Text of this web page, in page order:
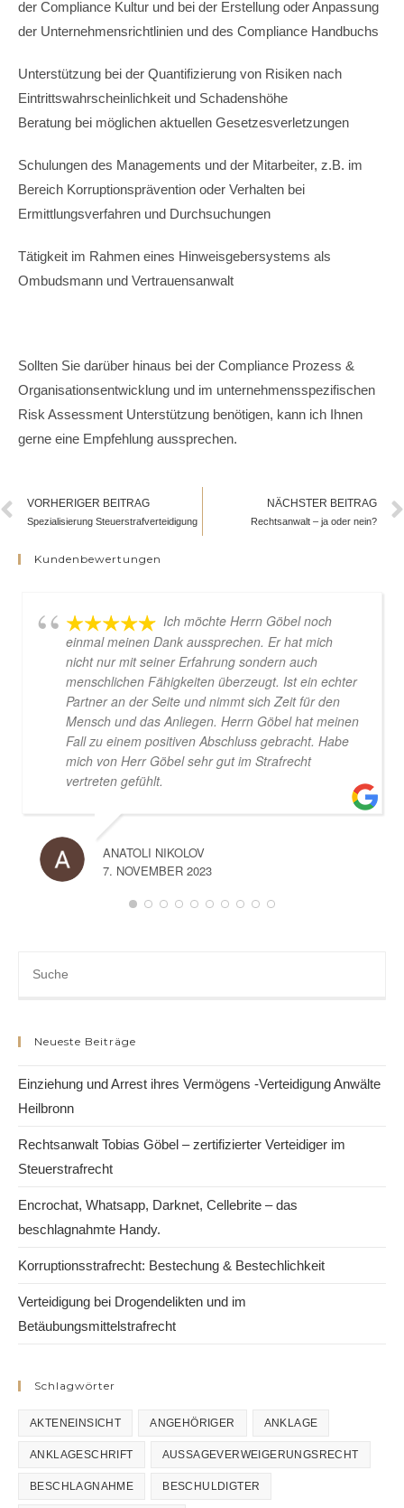
der Compliance Kultur und bei der Erstellung oder Anpassung
der Unternehmensrichtlinien und des Compliance Handbuchs
Unterstützung bei der Quantifizierung von Risiken nach
Eintrittswahrscheinlichkeit und Schadenshöhe
Beratung bei möglichen aktuellen Gesetzesverletzungen
Schulungen des Managements und der Mitarbeiter, z.B. im
Bereich Korruptionsprävention oder Verhalten bei
Ermittlungsverfahren und Durchsuchungen
Tätigkeit im Rahmen eines Hinweisgebersystems als
Ombudsmann und Vertrauensanwalt
Sollten Sie darüber hinaus bei der Compliance Prozess &
Organisationsentwicklung und im unternehmensspezifischen
Risk Assessment Unterstützung benötigen, kann ich Ihnen
gerne eine Empfehlung aussprechen.
VORHERIGER BEITRAG
Spezialisierung Steuerstrafverteidigung
NÄCHSTER BEITRAG
Rechtsanwalt – ja oder nein?
Kundenbewertungen
Ich möchte Herrn Göbel noch
einmal meinen Dank aussprechen. Er hat mich
nicht nur mit seiner Erfahrung sondern auch
menschlichen Fähigkeiten überzeugt. Ist ein echter
Partner an der Seite und nimmt sich Zeit für den
Mensch und das Anliegen. Herrn Göbel hat meinen
Fall zu einem positiven Abschluss gebracht. Habe
mich von Herr Göbel sehr gut im Strafrecht
vertreten gefühlt.
ANATOLI NIKOLOV
7. NOVEMBER 2023
Neueste Beiträge
Einziehung und Arrest ihres Vermögens -Verteidigung Anwälte
Heilbronn
Rechtsanwalt Tobias Göbel – zertifizierter Verteidiger im
Steuerstrafrecht
Encrochat, Whatsapp, Darknet, Cellebrite – das
beschlagnahmte Handy.
Korruptionsstrafrecht: Bestechung & Bestechlichkeit
Verteidigung bei Drogendelikten und im
Betäubungsmittelstrafrecht
Schlagwörter
AKTENEINSICHT ANGEHÖRIGER ANKLAGE
ANKLAGESCHRIFT AUSSAGEVERWEIGERUNGSRECHT
BESCHLAGNAHME BESCHULDIGTER